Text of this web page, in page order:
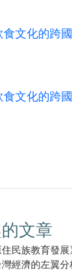
食文化的跨
食文化的跨
文章
民族教育發展
灣經濟的左翼